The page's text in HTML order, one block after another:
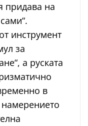
придава на
инструмент
за
а руската
в